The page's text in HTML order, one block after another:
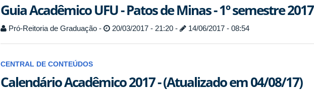
Guia Acadêmico UFU - Patos de Minas - 1º semestre 2017
Pró-Reitoria de Graduação - 20/03/2017 - 21:20 - 14/06/2017 - 08:54
CENTRAL DE CONTEÚDOS
Calendário Acadêmico 2017 - (Atualizado em 04/08/17)